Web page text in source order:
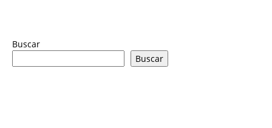
Buscar
Buscar